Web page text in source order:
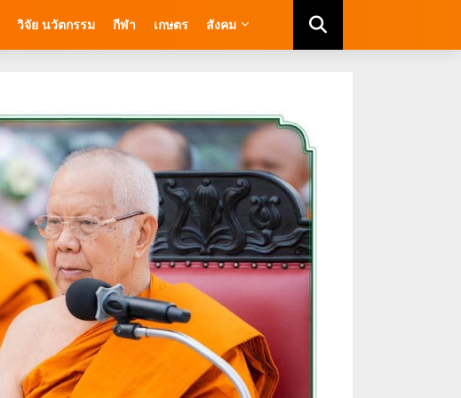
วิจัย นวัตกรรม กีฬา เกษตร สังคม